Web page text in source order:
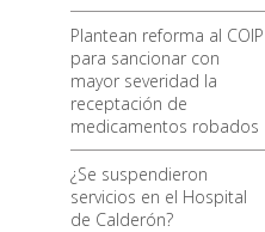
Plantean reforma al COIP
para sancionar con
mayor severidad la
receptación de
medicamentos robados
¿Se suspendieron
servicios en el Hospital
de Calderón?